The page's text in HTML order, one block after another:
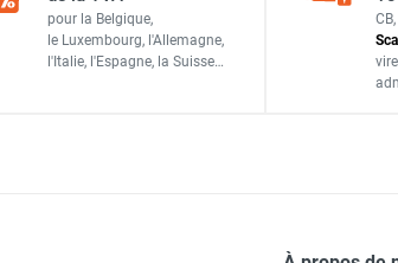
ACCESSOIRES
pour la Belgique,
le Luxembourg, l'Allemagne,
l'Italie, l'Espagne, la Suisse…